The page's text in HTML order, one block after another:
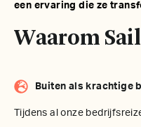
een ervaring die ze
Waarom
Buiten als krachtige
Tijdens al onze